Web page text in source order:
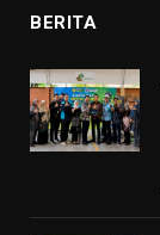
BERITA